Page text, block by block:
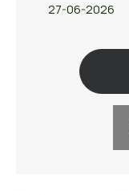
27-06-2026